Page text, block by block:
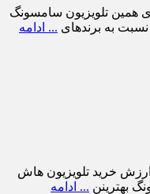
همین تلویزیون سامسونگ
به برندهای ... ادامه
خرید تلویزیون هاش
... ادامه